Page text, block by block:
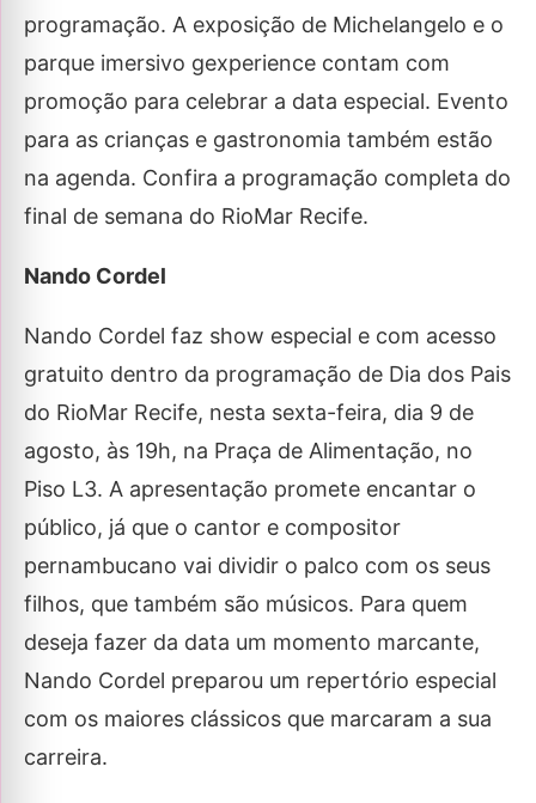
programação. A exposição de Michelangelo e o
parque imersivo gexperience contam com
promoção para celebrar a data especial. Evento
para as crianças e gastronomia também estão
na agenda. Confira a programação completa do
final de semana do RioMar Recife.
Nando Cordel
Nando Cordel faz show especial e com acesso
gratuito dentro da programação de Dia dos Pais
do RioMar Recife, nesta sexta-feira, dia 9 de
agosto, às 19h, na Praça de Alimentação, no
Piso L3. A apresentação promete encantar o
público, já que o cantor e compositor
pernambucano vai dividir o palco com os seus
filhos, que também são músicos. Para quem
deseja fazer da data um momento marcante,
Nando Cordel preparou um repertório especial
com os maiores clássicos que marcaram a sua
carreira.